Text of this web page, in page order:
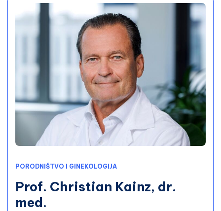
PORODNIŠTVO I GINEKOLOGIJA
Prof. Christian Kainz, dr.
med.